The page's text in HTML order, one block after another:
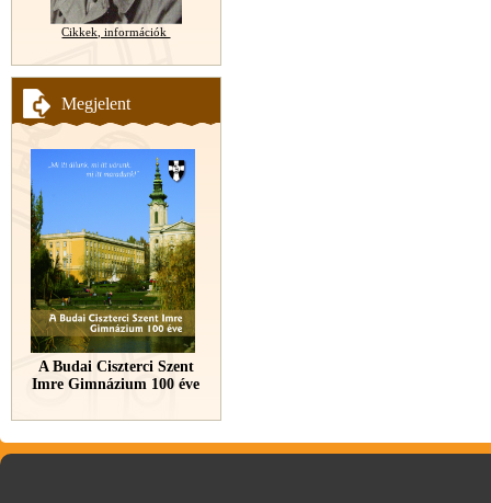
Cikkek, információk
Megjelent
A Budai Ciszterci Szent
Imre Gimnázium 100 éve